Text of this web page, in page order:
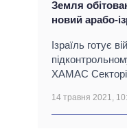
Земля
новий арабо-
Ізраїль готує
ХАМАС Секторі
14 травня 2021,